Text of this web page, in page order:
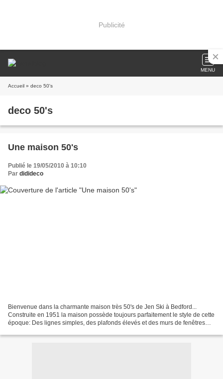
Publicité
MENU
Accueil » deco 50's
deco 50's
Une maison 50's
Publié le 19/05/2010 à 10:10
Par didideco
Bienvenue dans la charmante maison très 50's de Jen Ski à Bedford...
Construite en 1951 la maison possède toujours parfaitement le style de cette
époque: Des lignes simples, des plafonds élevés et des murs de fenêtres